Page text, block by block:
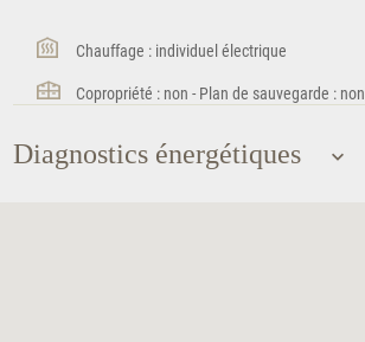
Chauffage : individuel électrique
Copropriété : non - Plan de sauvegarde : non
Diagnostics énergétiques